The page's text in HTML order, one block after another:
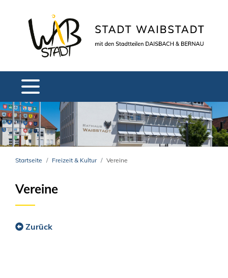
Startseite Freizeit & Kultur Vereine
Vereine
Zurück